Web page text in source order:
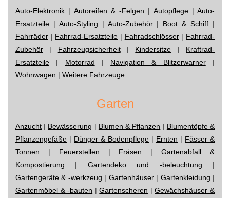
Auto-Elektronik | Autoreifen & -Felgen | Autopflege| Auto-
Ersatzteile | Auto-Styling | Auto-Zubehör| Boot & Schiff |
Fahrräder | Fahrrad-Ersatzteile | Fahradschlösser| Fahrrad-
Zubehör | Fahrzeugsicherheit| Kindersitze | Kraftrad-
Ersatzteile | Motorrad | Navigation & Blitzerwarner|
Wohnwagen | Weitere Fahrzeuge
Garten
Anzucht | Bewässerung | Blumen & Pflanzen | Blumentöpfe &
Pflanzengefäße | Dünger & Bodenpflege | Ernten | Fässer &
Tonnen | Feuerstellen | Fräsen |Gartenabfall &
Kompostierung | Gartendeko und -beleuchtung |
Gartengeräte & -werkzeug | Gartenhäuser| Gartenkleidung |
Gartenmöbel & -bauten |Gartenscheren |Gewächshäuser &